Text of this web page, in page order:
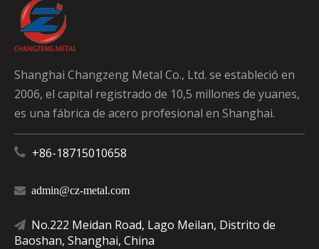
Shanghai Changzeng Metal Co., Ltd. se estableció en
2006, el capital registrado de 10,5 millones de yuanes,
es una fábrica de acero profesional en Shanghai.
 +86-18715010658
 admin@cz-metal.com
 No.222 Meidan Road, Lago Meilan, Distrito de
Baoshan, Shanghai, China